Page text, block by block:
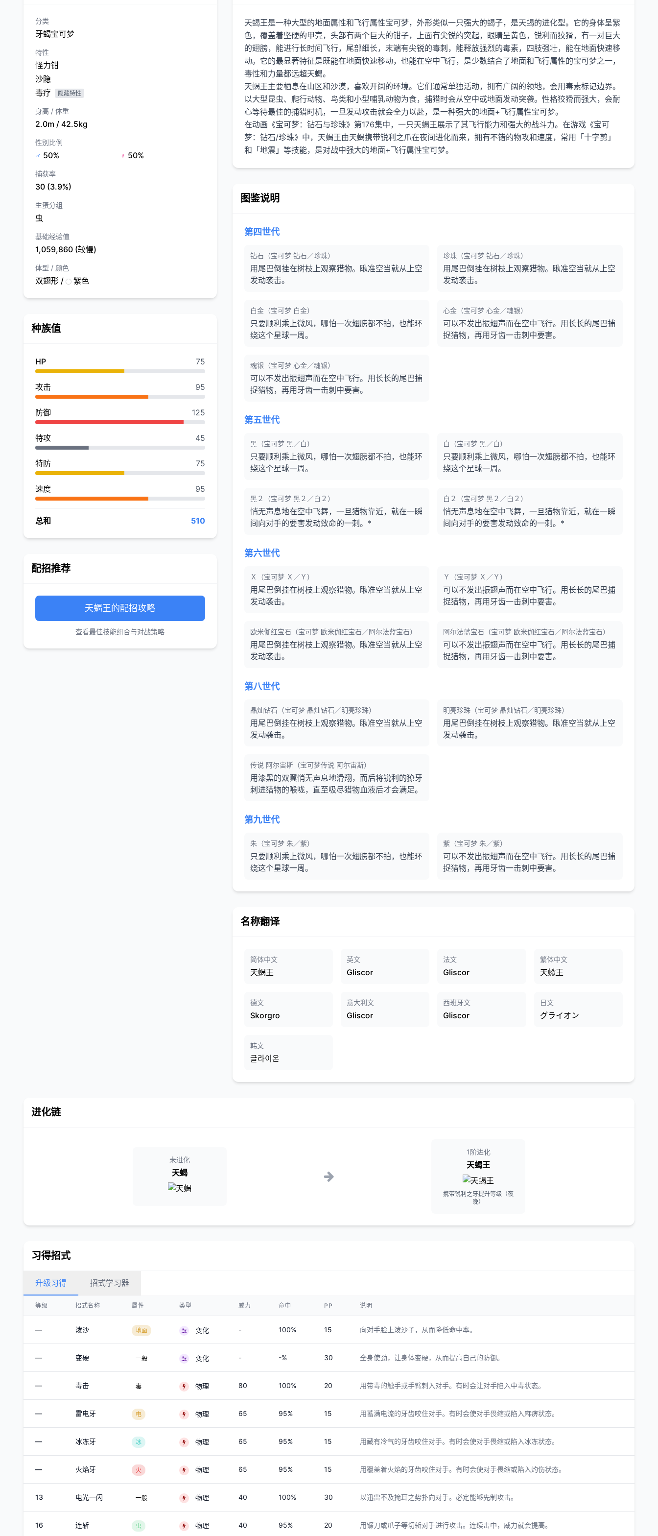
分类
牙蝎宝可梦
特性
怪力钳
沙隐
毒疗
隐藏特性
身高 / 体重
2.0m / 42.5kg
性别比例
♂ 50% ♀ 50%
捕获率
30 (3.9%)
生蛋分组
虫
基础经验值
1,059,860 (较慢)
体型 / 颜色
双翅形 / 紫色
种族值
HP 75
攻击 95
防御 125
特攻 45
特防 75
速度 95
总和 510
配招推荐
天蝎王的配招攻略
查看最佳技能组合与对战策略
天蝎王是一种大型的地面属性和飞行属性宝可梦，外形类似一只强大的蝎子，是天蝎的进化型。它的身体呈紫
色，覆盖着坚硬的甲壳，头部有两个巨大的钳子，上面有尖锐的突起，眼睛呈黄色，锐利而狡猾，有一对巨大
的翅膀，能进行长时间飞行，尾部细长，末端有尖锐的毒刺，能释放强烈的毒素，四肢强壮，能在地面快速移
动。它的最显著特征是既能在地面快速移动，也能在空中飞行，是少数结合了地面和飞行属性的宝可梦之一，
毒性和力量都远超天蝎。
天蝎王主要栖息在山区和沙漠，喜欢开阔的环境。它们通常单独活动，拥有广阔的领地，会用毒素标记边界。
以大型昆虫、爬行动物、鸟类和小型哺乳动物为食，捕猎时会从空中或地面发动突袭。性格狡猾而强大，会耐
心等待最佳的捕猎时机，一旦发动攻击就会全力以赴，是一种强大的地面+飞行属性宝可梦。
在动画《宝可梦：钻石与珍珠》第176集中，一只天蝎王展示了其飞行能力和强大的战斗力。在游戏《宝可
梦：钻石/珍珠》中，天蝎王由天蝎携带锐利之爪在夜间进化而来，拥有不错的物攻和速度，常用「十字剪」
图鉴说明
第四世代
钻石（宝可梦 钻石／珍珠）
用尾巴倒挂在树枝上观察猎物。瞅准空当就从上空
发动袭击。
珍珠（宝可梦 钻石／珍珠）
用尾巴倒挂在树枝上观察猎物。瞅准空当就从上空
发动袭击。
白金（宝可梦 白金）
只要顺利乘上微风，哪怕一次翅膀都不拍，也能环
绕这个星球一周。
心金（宝可梦 心金／魂银）
可以不发出振翅声而在空中飞行。用长长的尾巴捕
捉猎物，再用牙齿一击刺中要害。
魂银（宝可梦 心金／魂银）
可以不发出振翅声而在空中飞行。用长长的尾巴捕
捉猎物，再用牙齿一击刺中要害。
第五世代
黑（宝可梦 黑／白）
只要顺利乘上微风，哪怕一次翅膀都不拍，也能环
绕这个星球一周。
白（宝可梦 黑／白）
只要顺利乘上微风，哪怕一次翅膀都不拍，也能环
绕这个星球一周。
黑２（宝可梦 黑２／白２）
悄无声息地在空中飞舞，一旦猎物靠近，就在一瞬
间向对手的要害发动致命的一刺。*
白２（宝可梦 黑２／白２）
悄无声息地在空中飞舞，一旦猎物靠近，就在一瞬
间向对手的要害发动致命的一刺。*
第六世代
Ｘ（宝可梦 Ｘ／Ｙ）
用尾巴倒挂在树枝上观察猎物。瞅准空当就从上空
发动袭击。
Ｙ（宝可梦 Ｘ／Ｙ）
可以不发出振翅声而在空中飞行。用长长的尾巴捕
捉猎物，再用牙齿一击刺中要害。
欧米伽红宝石（宝可梦 欧米伽红宝石／阿尔法蓝宝石）
用尾巴倒挂在树枝上观察猎物。瞅准空当就从上空
发动袭击。
阿尔法蓝宝石（宝可梦 欧米伽红宝石／阿尔法蓝宝石）
可以不发出振翅声而在空中飞行。用长长的尾巴捕
捉猎物，再用牙齿一击刺中要害。
第八世代
晶灿钻石（宝可梦 晶灿钻石／明亮珍珠）
用尾巴倒挂在树枝上观察猎物。瞅准空当就从上空
发动袭击。
明亮珍珠（宝可梦 晶灿钻石／明亮珍珠）
用尾巴倒挂在树枝上观察猎物。瞅准空当就从上空
发动袭击。
传说 阿尔宙斯（宝可梦传说 阿尔宙斯）
用漆黑的双翼悄无声息地滑翔，而后将锐利的獠牙
刺进猎物的喉咙，直至吸尽猎物血液后才会满足。
第九世代
朱（宝可梦 朱／紫）
只要顺利乘上微风，哪怕一次翅膀都不拍，也能环
绕这个星球一周。
紫（宝可梦 朱／紫）
可以不发出振翅声而在空中飞行。用长长的尾巴捕
捉猎物，再用牙齿一击刺中要害。
名称翻译
简体中文
天蝎王
英文
Gliscor
法文
Gliscor
繁体中文
天蠍王
德文
Skorgro
意大利文
Gliscor
西班牙文
Gliscor
日文
グライオン
韩文
글라이온
进化链
未进化
天蝎
1阶进化
天蝎王
携带锐利之牙提升等级（夜
晚）
习得招式
升级习得 招式学习器
等级 招式名称 属性 类型 威力 命中 PP 说明
— 泼沙 地面 变化 - 100% 15 向对手脸上泼沙子，从而降低命中率。
— 变硬 一般 变化 - -% 30 全身使劲，让身体变硬，从而提高自己的防御。
— 毒击 毒 物理 80 100% 20 用带毒的触手或手臂刺入对手。有时会让对手陷入中毒状态。
— 雷电牙 电 物理 65 95% 15 用蓄满电流的牙齿咬住对手。有时会使对手畏缩或陷入麻痹状态。
— 冰冻牙 冰 物理 65 95% 15 用藏有冷气的牙齿咬住对手。有时会使对手畏缩或陷入冰冻状态。
— 火焰牙 火 物理 65 95% 15 用覆盖着火焰的牙齿咬住对手。有时会使对手畏缩或陷入灼伤状态。
13 电光一闪 一般 物理 40 100% 30 以迅雷不及掩耳之势扑向对手。必定能够先制攻击。
16 连斩 虫 物理 40 95% 20 用镰刀或爪子等切斩对手进行攻击。连续击中，威力就会提高。